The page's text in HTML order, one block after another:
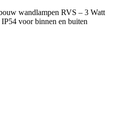
wandlampen RVS – 3 Watt
voor binnen en buiten